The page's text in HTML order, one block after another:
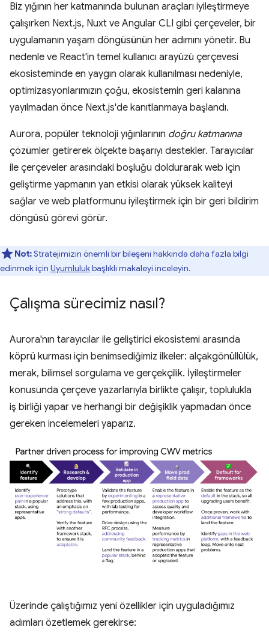
Biz yığının her katmanında bulunan araçları iyileştirmeye
çalışırken Next.js, Nuxt ve Angular CLI gibi çerçeveler, bir
uygulamanın yaşam döngüsünün her adımını yönetir. Bu
nedenle ve React'in temel kullanıcı arayüzü çerçevesi
ekosisteminde en yaygın olarak kullanılması nedeniyle,
optimizasyonlarımızın çoğu, ekosistemin geri kalanına
yayılmadan önce Next.js'de kanıtlanmaya başlandı.
Aurora, popüler teknoloji yığınlarının doğru katmanına
çözümler getirerek ölçekte başarıyı destekler. Tarayıcılar
ile çerçeveler arasındaki boşluğu doldurarak web için
geliştirme yapmanın yan etkisi olarak yüksek kaliteyi
sağlar ve web platformunu iyileştirmek için bir geri bildirim
döngüsü görevi görür.
Not:Stratejimizin önemli bir bileşeni hakkında daha fazla bilgi
edinmek için Uyumlulukbaşlıklı makaleyi inceleyin.
Çalışma sürecimiz nasıl?
Aurora'nın tarayıcılar ile geliştirici ekosistemi arasında
köprü kurması için benimsediğimiz ilkeler: alçakgönüllülük,
merak, bilimsel sorgulama ve gerçekçilik. İyileştirmeler
konusunda çerçeve yazarlarıyla birlikte çalışır, toplulukla
iş birliği yapar ve herhangi bir değişiklik yapmadan önce
gereken incelemeleri yaparız.
Üzerinde çalıştığımız yeni özellikler için uyguladığımız
adımları özetlemek gerekirse: